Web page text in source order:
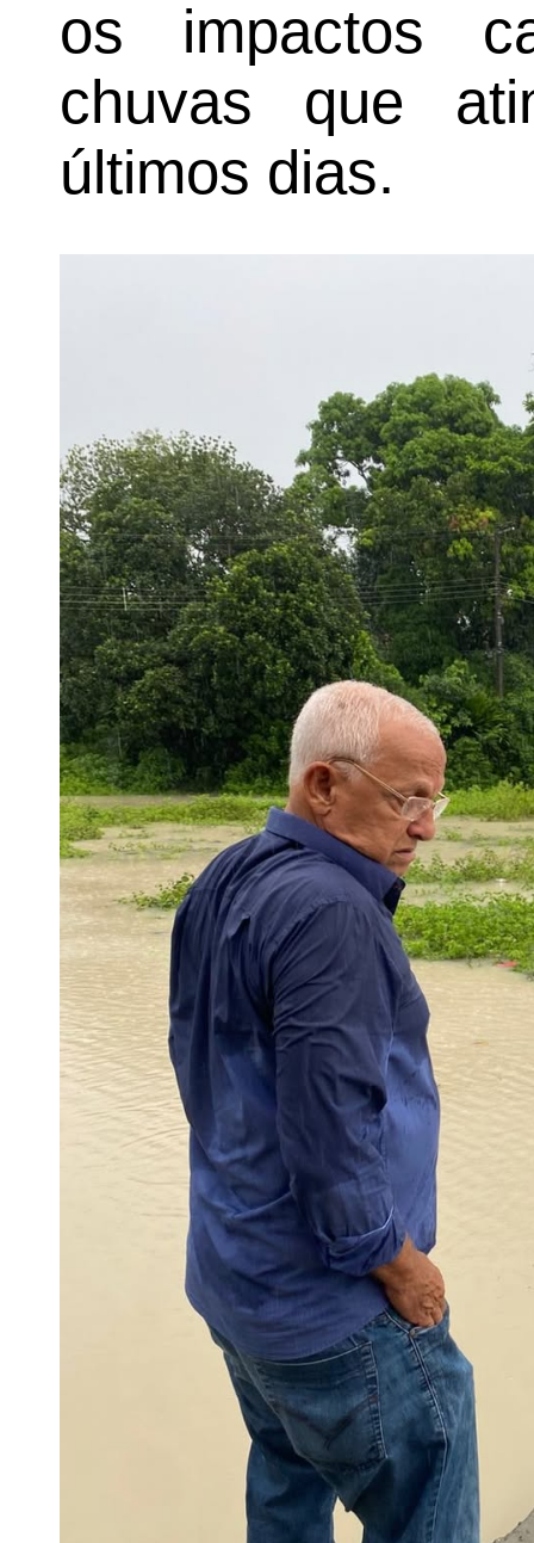
os impactos
chuvas que
últimos dias.